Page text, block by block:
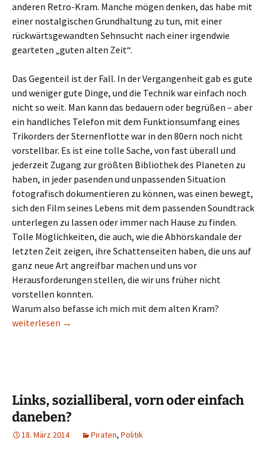
anderen Retro-Kram. Manche mögen denken, das habe mit
einer nostalgischen Grundhaltung zu tun, mit einer
rückwärtsgewandten Sehnsucht nach einer irgendwie
gearteten „guten alten Zeit“.
Das Gegenteil ist der Fall. In der Vergangenheit gab es gute
und weniger gute Dinge, und die Technik war einfach noch
nicht so weit. Man kann das bedauern oder begrüßen – aber
ein handliches Telefon mit dem Funktionsumfang eines
Trikorders der Sternenflotte war in den 80ern noch nicht
vorstellbar. Es ist eine tolle Sache, von fast überall und
jederzeit Zugang zur größten Bibliothek des Planeten zu
haben, in jeder pasenden und unpassenden Situation
fotografisch dokumentieren zu können, was einen bewegt,
sich den Film seines Lebens mit dem passenden Soundtrack
unterlegen zu lassen oder immer nach Hause zu finden.
Tolle Möglichkeiten, die auch, wie die Abhörskandale der
letzten Zeit zeigen, ihre Schattenseiten haben, die uns auf
ganz neue Art angreifbar machen und uns vor
Herausforderungen stellen, die wir uns früher nicht
vorstellen konnten.
Warum also befasse ich mich mit dem alten Kram?
Retro for Future
weiterlesen →
Links, sozialliberal, vorn oder einfach
daneben?
18. März 2014 Piraten, Politik